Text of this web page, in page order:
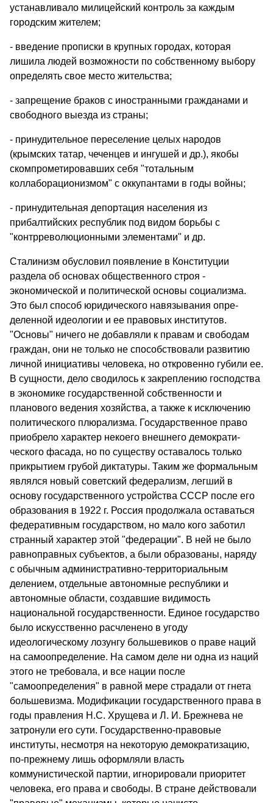
устанавливало милицейский контроль за каждым
городским жителем;
- введение прописки в крупных городах, которая
лишила людей возможности по собственному выбору
определять свое место жительства;
- запрещение браков с иностранными гражданами и
свободного выезда из страны;
- принудительное переселение целых народов
(крымских татар, чеченцев и ингушей и др.), якобы
скомпрометировавших себя "то­тальным
коллаборационизмом" с оккупантами в годы войны;
- принудительная депортация населения из
прибалтийских респуб­лик под видом борьбы с
"контрреволюционными элементами" и др.
Сталинизм обусловил появление в Конституции
раздела об основах общественного строя -
экономической и политической ос­новы социализма.
Это был способ юридического навязывания опре­
деленной идеологии и ее правовых институтов.
"Основы" ничего не добавляли к правам и свободам
граждан, они не только не способ­ствовали развитию
личной инициативы человека, но откровенно губили ее.
В сущности, дело сводилось к закреплению господства
в экономике государственной собственности и
планового ведения хозяйства, а также к исключению
политического плюрализма. Госу­дарственное право
приобрело характер некоего внешнего демократи­
ческого фасада, но по существу оставалось только
прикрытием грубой диктатуры. Таким же формальным
являлся новый советский федерализм, легший в
основу государственного устройства СССР после его
образования в 1922 г. Россия продолжала оставаться
федеративным государством, но мало кого заботил
странный характер этой "феде­рации". В ней не было
равноправных субъектов, а были образованы, наряду
с обычным административно-территориальным
делением, от­дельные автономные республики и
автономные области, создавшие видимость
национальной государственности. Единое государство
было искусственно расчленено в угоду
идеологическому лозунгу больше­виков о праве наций
на самоопределение. На самом деле ни одна из наций
этого не требовала, и все нации после
"самоопределения" в равной мере страдали от гнета
большевизма. Модификации государственного права в
годы правления Н.С. Хрущева и Л. И. Брежнева не
затронули его сути. Государ­ственно-правовые
институты, несмотря на некоторую демократиза­цию,
по-прежнему лишь оформляли власть
коммунистической партии, игнорировали приоритет
человека, его права и свободы. В стране действовали